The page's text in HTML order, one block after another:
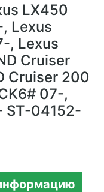
LX450
Lexus
, Lexus
Cruiser
Cruiser 200
07-,
ST-04152-